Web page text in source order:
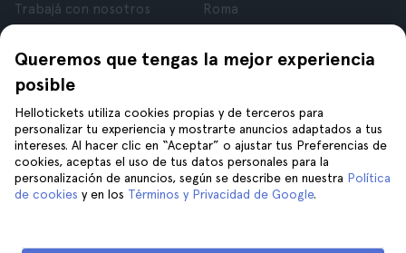
Queremos que tengas la mejor experiencia
posible
Hellotickets utiliza cookies propias y de terceros para
personalizar tu experiencia y mostrarte anuncios adaptados a tus
intereses. Al hacer clic en “Aceptar” o ajustar tus Preferencias de
cookies, aceptas el uso de tus datos personales para la
personalización de anuncios, según se describe en nuestra Política
de cookies y en los Términos y Privacidad de Google.
Trabajá con nosotros
Opiniones
Privacidad
Términos y Condiciones
Aviso Legal
Cookies
Roma
Londres
Granada
Tenerife
Ayuda
Unite a nosotros en